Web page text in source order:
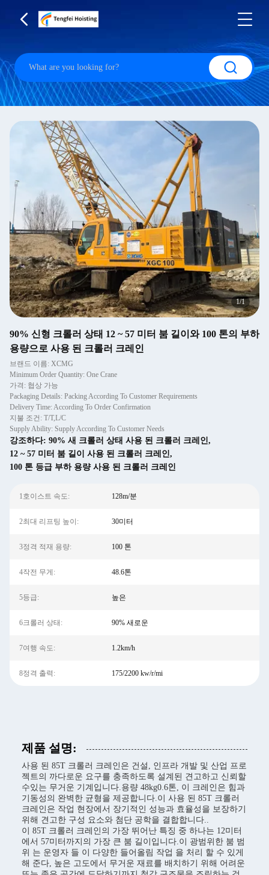
1/1
90% 신형 크롤러 상태 12 ~ 57 미터 붐 길이와 100 톤의 부하
용량으로 사용 된 크롤러 크레인
브랜드 이름: XCMG
Minimum Order Quantity: One Crane
가격: 협상 가능
Packaging Details: Packing According To Customer Requirements
Delivery Time: According To Order Confirmation
지불 조건: T/T,L/C
Supply Ability: Supply According To Customer Needs
강조하다: 90% 새 크롤러 상태 사용 된 크롤러 크레인,
12 ~ 57 미터 붐 길이 사용 된 크롤러 크레인,
100 톤 등급 부하 용량 사용 된 크롤러 크레인
1호이스트 속도: 128m/분
2최대 리프팅 높이: 30미터
3정격 적재 용량: 100 톤
4작전 무게: 48.6톤
5등급: 높은
6크롤러 상태: 90% 새로운
7여행 속도: 1.2km/h
8정격 출력: 175/2200 kw/r/mi
제품 설명:
사용 된 85T 크롤러 크레인은 건설, 인프라 개발 및 산업 프로
젝트의 까다로운 요구를 충족하도록 설계된 견고하고 신뢰할
수있는 무거운 기계입니다.용량 48kg0.6톤, 이 크레인은 힘과
기동성의 완벽한 균형을 제공합니다.이 사용 된 85T 크롤러
크레인은 작업 현장에서 장기적인 성능과 효율성을 보장하기
위해 견고한 구성 요소와 첨단 공학을 결합합니다..
이 85T 크롤러 크레인의 가장 뛰어난 특징 중 하나는 12미터
에서 57미터까지의 가장 큰 붐 길이입니다.이 광범위한 붐 범
위 는 운영자 들 이 다양한 들어올림 작업 을 처리 할 수 있게
해 준다, 높은 고도에서 무거운 재료를 배치하기 위해 어려운